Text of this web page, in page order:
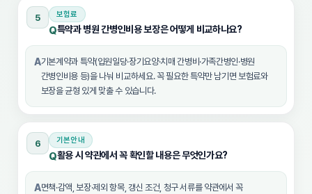
5 보험료
Q특약과 병원 간병인비용 보장은 어떻게 비교하나요?
A기본계약과 특약(입원일당·장기요양·치매 간병비·가족간병인·병원
간병인비용 등)을 나눠 비교하세요. 꼭 필요한 특약만 남기면 보험료와
보장을 균형 있게 맞출 수 있습니다.
6 기본안내
Q활용 시 약관에서 꼭 확인할 내용은 무엇인가요?
A면책·감액, 보장·제외 항목, 갱신 조건, 청구 서류를 약관에서 꼭